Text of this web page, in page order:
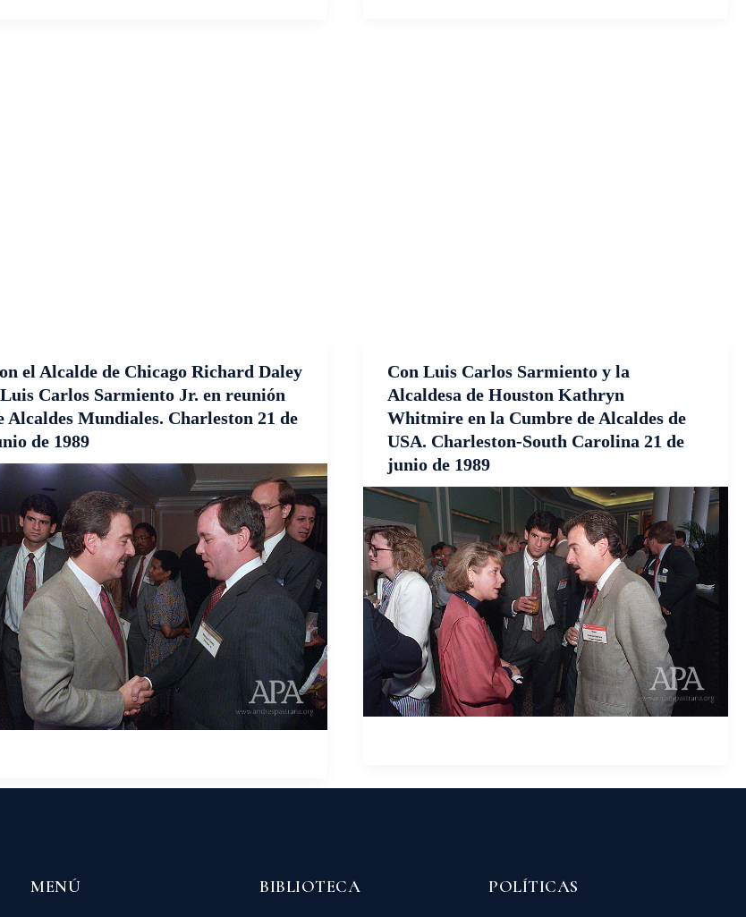
el Alcalde de Chicago Richard Daley
Carlos Sarmiento Jr. en reunión
Alcaldes Mundiales. Charleston 21 de
de 1989
Con Luis Carlos Sarmiento y la
Alcaldesa de Houston Kathryn
Whitmire en la Cumbre de Alcaldes de
USA. Charleston-South Carolina 21 de
junio de 1989
MENÚ BIBLIOTECA POLÍTICAS